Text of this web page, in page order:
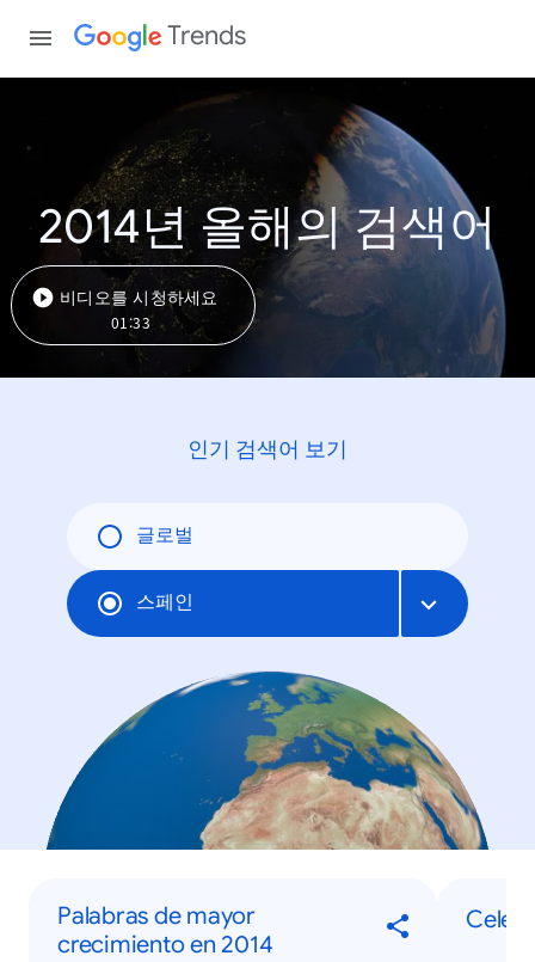
Trends
2014년 올해의 검색어
비디오를 시청하세요
01:33
인기 검색어 보기
글로벌
스페인
Palabras de mayor
crecimiento en 2014